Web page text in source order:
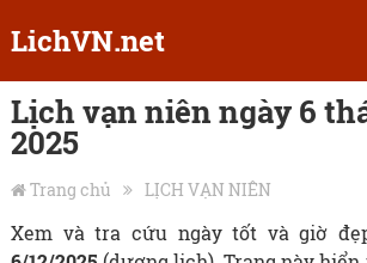
LichVN.net
Lịch vạn niên ngày 6
2025
Trang chủ LỊCH VẠN NIÊN
Xem và tra cứu ngày tốt và giờ